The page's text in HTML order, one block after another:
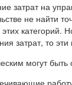
затрат на
не найти
категорий.
затрат, то
могут